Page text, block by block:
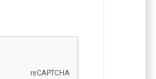
статей, блогів та